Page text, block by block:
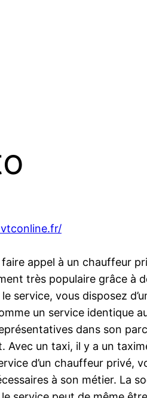
appel à un chauffeur
très populaire grâce à
service, vous disposez
un service identique
dans son
un taxi, il y a un
d’un chauffeur
à son métier. La